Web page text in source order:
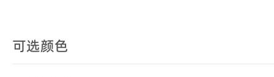
可选颜色